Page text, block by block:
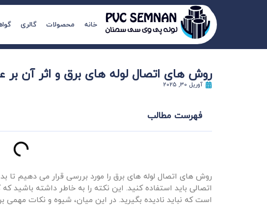
خانه محصولات گالری
روش‌ های اتصال لوله ‌های برق و اثر آن بر
آوریل 30, 2025
فهرست مطالب
روش های اتصال لوله های برق را مورد بررسی قرار می دهیم تا
اتصالی باید استفاده کنید. این نکته را به خاطر داشته باشید
است که نباید نادیده بگیرید. در این میان، شیوه و نکات مهمی